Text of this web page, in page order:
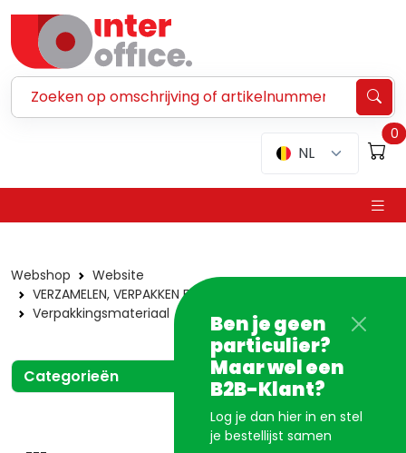
NL
0
Ben je geen
particulier?
Maar wel een
B2B-Klant?
Log je dan hier in en stel
je bestellijst samen
Webshop
Website
VERZAMELEN, VERPAKKEN EN VERZENDEN
Verpakkingsmateriaal
Minigripzakjes
Categorieën